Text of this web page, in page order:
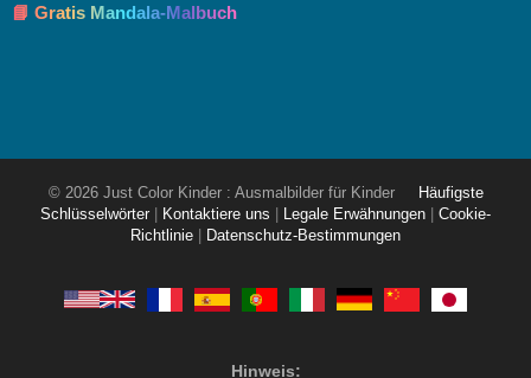
📘 Gratis Mandala-Malbuch
© 2026 Just Color Kinder : Ausmalbilder für Kinder
Häufigste
Schlüsselwörter
Kontaktiere uns Legale Erwähnungen
Cookie-
Richtlinie
Datenschutz-Bestimmungen
Hinweis: